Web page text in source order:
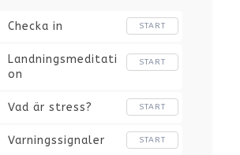
Checka in START
Landningsmeditati
on
START
Vad är stress? START
Varningssignaler START